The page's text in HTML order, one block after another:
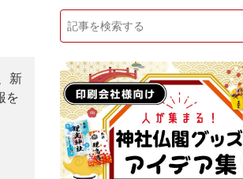
業界 市場・統計 人事・移転・異動・訃報
中古印刷機・製本機特集 2022 検査・校正特集
新
を